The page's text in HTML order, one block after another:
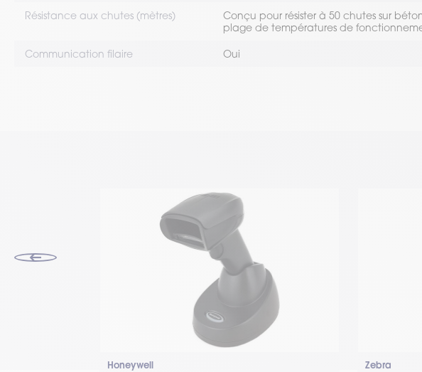
Résistance aux chutes (mètres)
Conçu pour résister à 50 chutes sur
plage de températures de
Communication filaire Oui
Honeywell
Zebra